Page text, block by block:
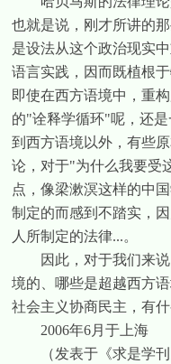
也就是说，刚才所讲的
是设法从这个政治现实
语言实践，因而既植根
即使在西方语境中，重
的"诠释学循环"呢，还
到西方语境以外，有些
论，对于"为什么我要受
点，像梁漱溟这样的中
制定的而感到不踏实，
人所制定的法律...。
因此，对于我们来说
境的、哪些是超越西方
社会主义协商民主，有什
2006年6月于上海
（发表于《求是学刊